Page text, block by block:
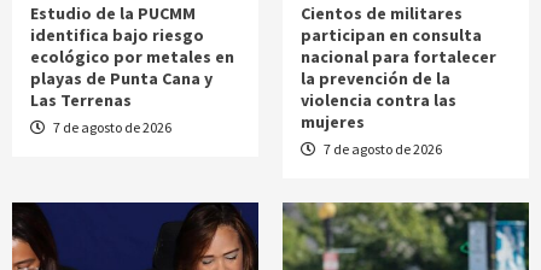
Estudio de la PUCMM
identifica bajo riesgo
ecológico por metales en
playas de Punta Cana y
Las Terrenas
7 de agosto de 2026
Cientos de militares
participan en consulta
nacional para fortalecer
la prevención de la
violencia contra las
mujeres
7 de agosto de 2026